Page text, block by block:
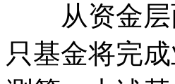
从资金层面
只基金将完